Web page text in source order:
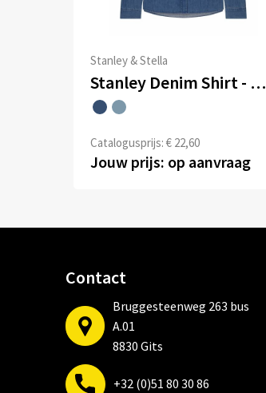
Stanley & Stella
Stanley Denim Shirt - Het heren overhemd van denim
Catalogusprijs: € 22,60
Jouw prijs: op aanvraag
Contact
Bruggesteenweg 263 bus
A.01
8830 Gits
+32 (0)51 80 30 86